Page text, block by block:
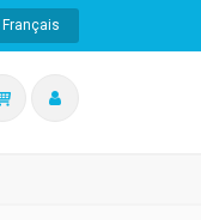
Français